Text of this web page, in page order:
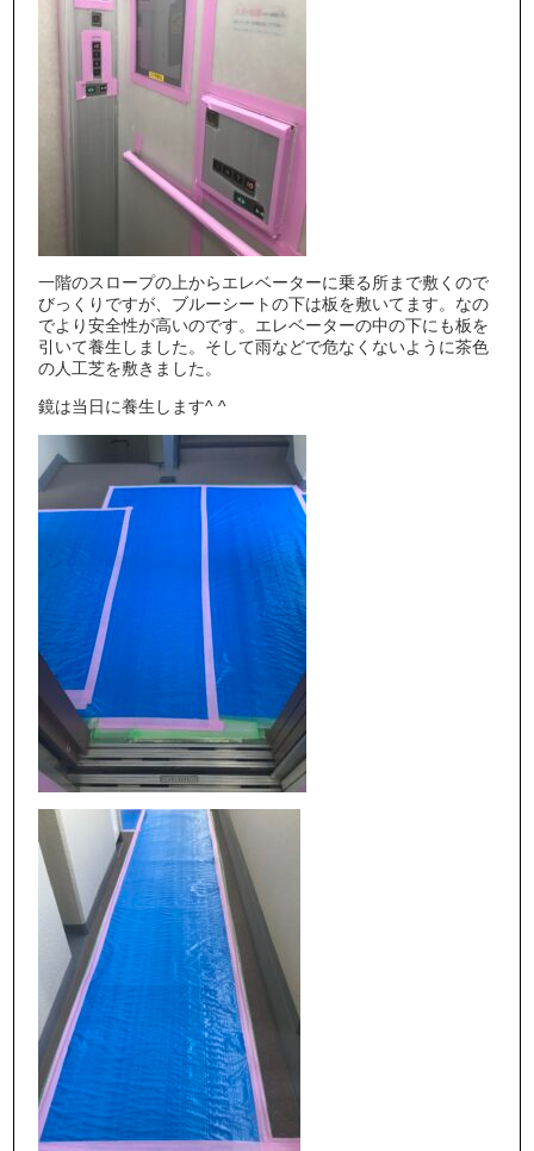
一階のスロープの上からエレベーターに乗る所まで敷くので
びっくりですが、ブルーシートの下は板を敷いてます。なの
でより安全性が高いのです。エレベーターの中の下にも板を
引いて養生しました。そして雨などで危なくないように茶色
の人工芝を敷きました。
鏡は当日に養生します^ ^